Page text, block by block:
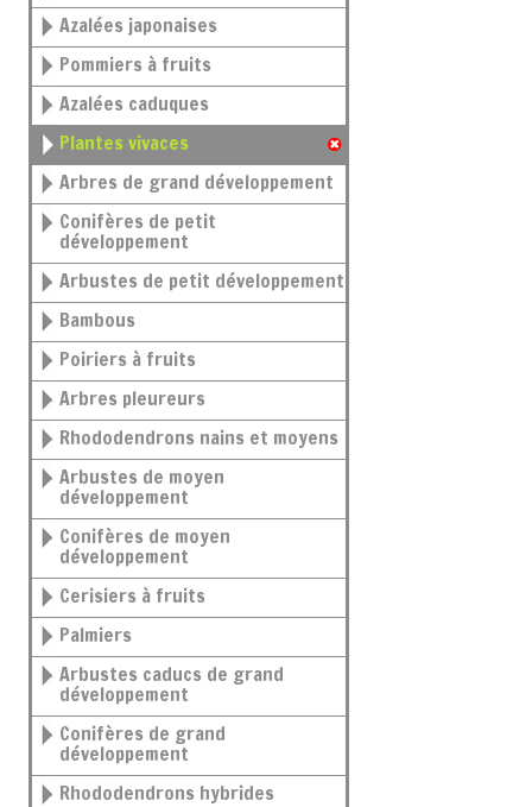
Azalées japonaises
Pommiers à fruits
Azalées caduques
Plantes vivaces
Arbres de grand développement
Conifères de petit
développement
Arbustes de petit développement
Bambous
Poiriers à fruits
Arbres pleureurs
Rhododendrons nains et moyens
Arbustes de moyen
développement
Conifères de moyen
développement
Cerisiers à fruits
Palmiers
Arbustes caducs de grand
développement
Conifères de grand
développement
Rhododendrons hybrides